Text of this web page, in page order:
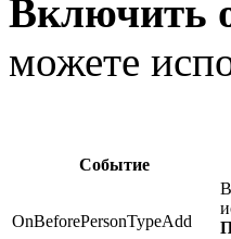
Включить
можете
Событие
OnBeforePersonTypeAdd